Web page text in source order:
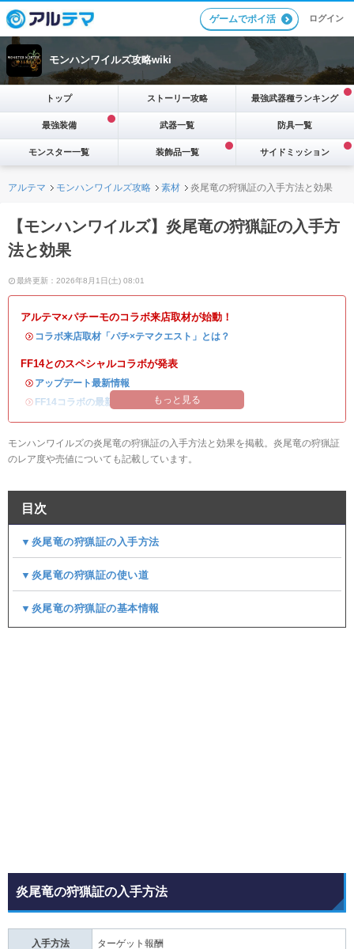
ゲームでポイ活 ログイン
モンハンワイルズ攻略wiki
トップ ストーリー攻略 最強武器種ランキング
最強装備 武器一覧 防具一覧
モンスター一覧 装飾品一覧 サイドミッション
アルテマ モンハンワイルズ攻略 素材 炎尾竜の狩猟証の入手方法と効果
【モンハンワイルズ】炎尾竜の狩猟証の入手方
法と効果
最終更新：2026年8月1日(土) 08:01
アルテマ×パチーモのコラボ来店取材が始動！
・ コラボ来店取材「パチ×テマクエスト」とは？
FF14とのスペシャルコラボが発表
・ アップデート最新情報
・ FF14コラボの最新情報 オメガ・プラネテス攻略
もっと見る
モンハンワイルズの炎尾竜の狩猟証の入手方法と効果を掲載。炎尾竜の狩猟証
のレア度や売値についても記載しています。
目次
▼炎尾竜の狩猟証の入手方法
▼炎尾竜の狩猟証の使い道
▼炎尾竜の狩猟証の基本情報
炎尾竜の狩猟証の入手方法
入手方法 ターゲット報酬